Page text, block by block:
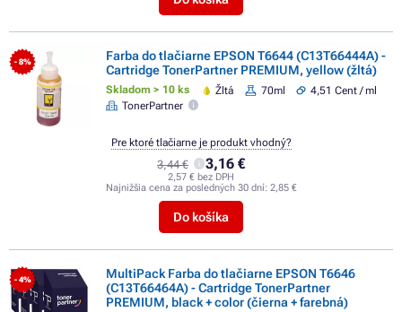
- 8%
Farba do tlačiarne EPSON T6644 (C13T66444A) -
Cartridge TonerPartner PREMIUM, yellow (žltá)
Skladom > 10 ks Žltá 70ml
4,51 Cent / ml
TonerPartner
3,44 € 3,16 €
2,57 € bez DPH
Najnižšia cena za posledných 30 dní: 2,85 €
Do košíka
Pre ktoré tlačiarne je produkt vhodný?
- 4%
MultiPack Farba do tlačiarne EPSON T6646
(C13T66464A) - Cartridge TonerPartner
PREMIUM, black + color (čierna + farebná)